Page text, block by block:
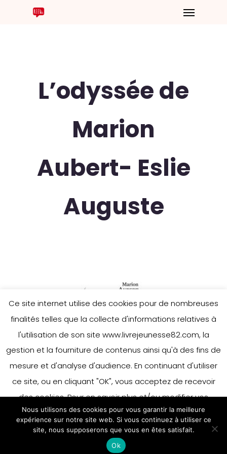
L’odyssée de
Marion
Aubert- Eslie
Auguste
Ce site internet utilise des cookies pour de nombreuses
finalités telles que la collecte d'informations relatives à
l'utilisation de son site www.livrejeunesse82.com, la
gestion et la fourniture de contenus ainsi qu'à des fins de
mesure et d'analyse d'audience. En continuant d'utiliser
ce site, ou en cliquant "OK", vous acceptez de recevoir
des cookies. Pour en savoir plus et/ou modifier vos
préférences en matière de cookies, merci de vous référer
à notre politique sur les cookies.
Accepter
En savoir plus
Nous utilisons des cookies pour vous garantir la meilleure
expérience sur notre site web. Si vous continuez à utiliser ce
site, nous supposerons que vous en êtes satisfait.
Ok